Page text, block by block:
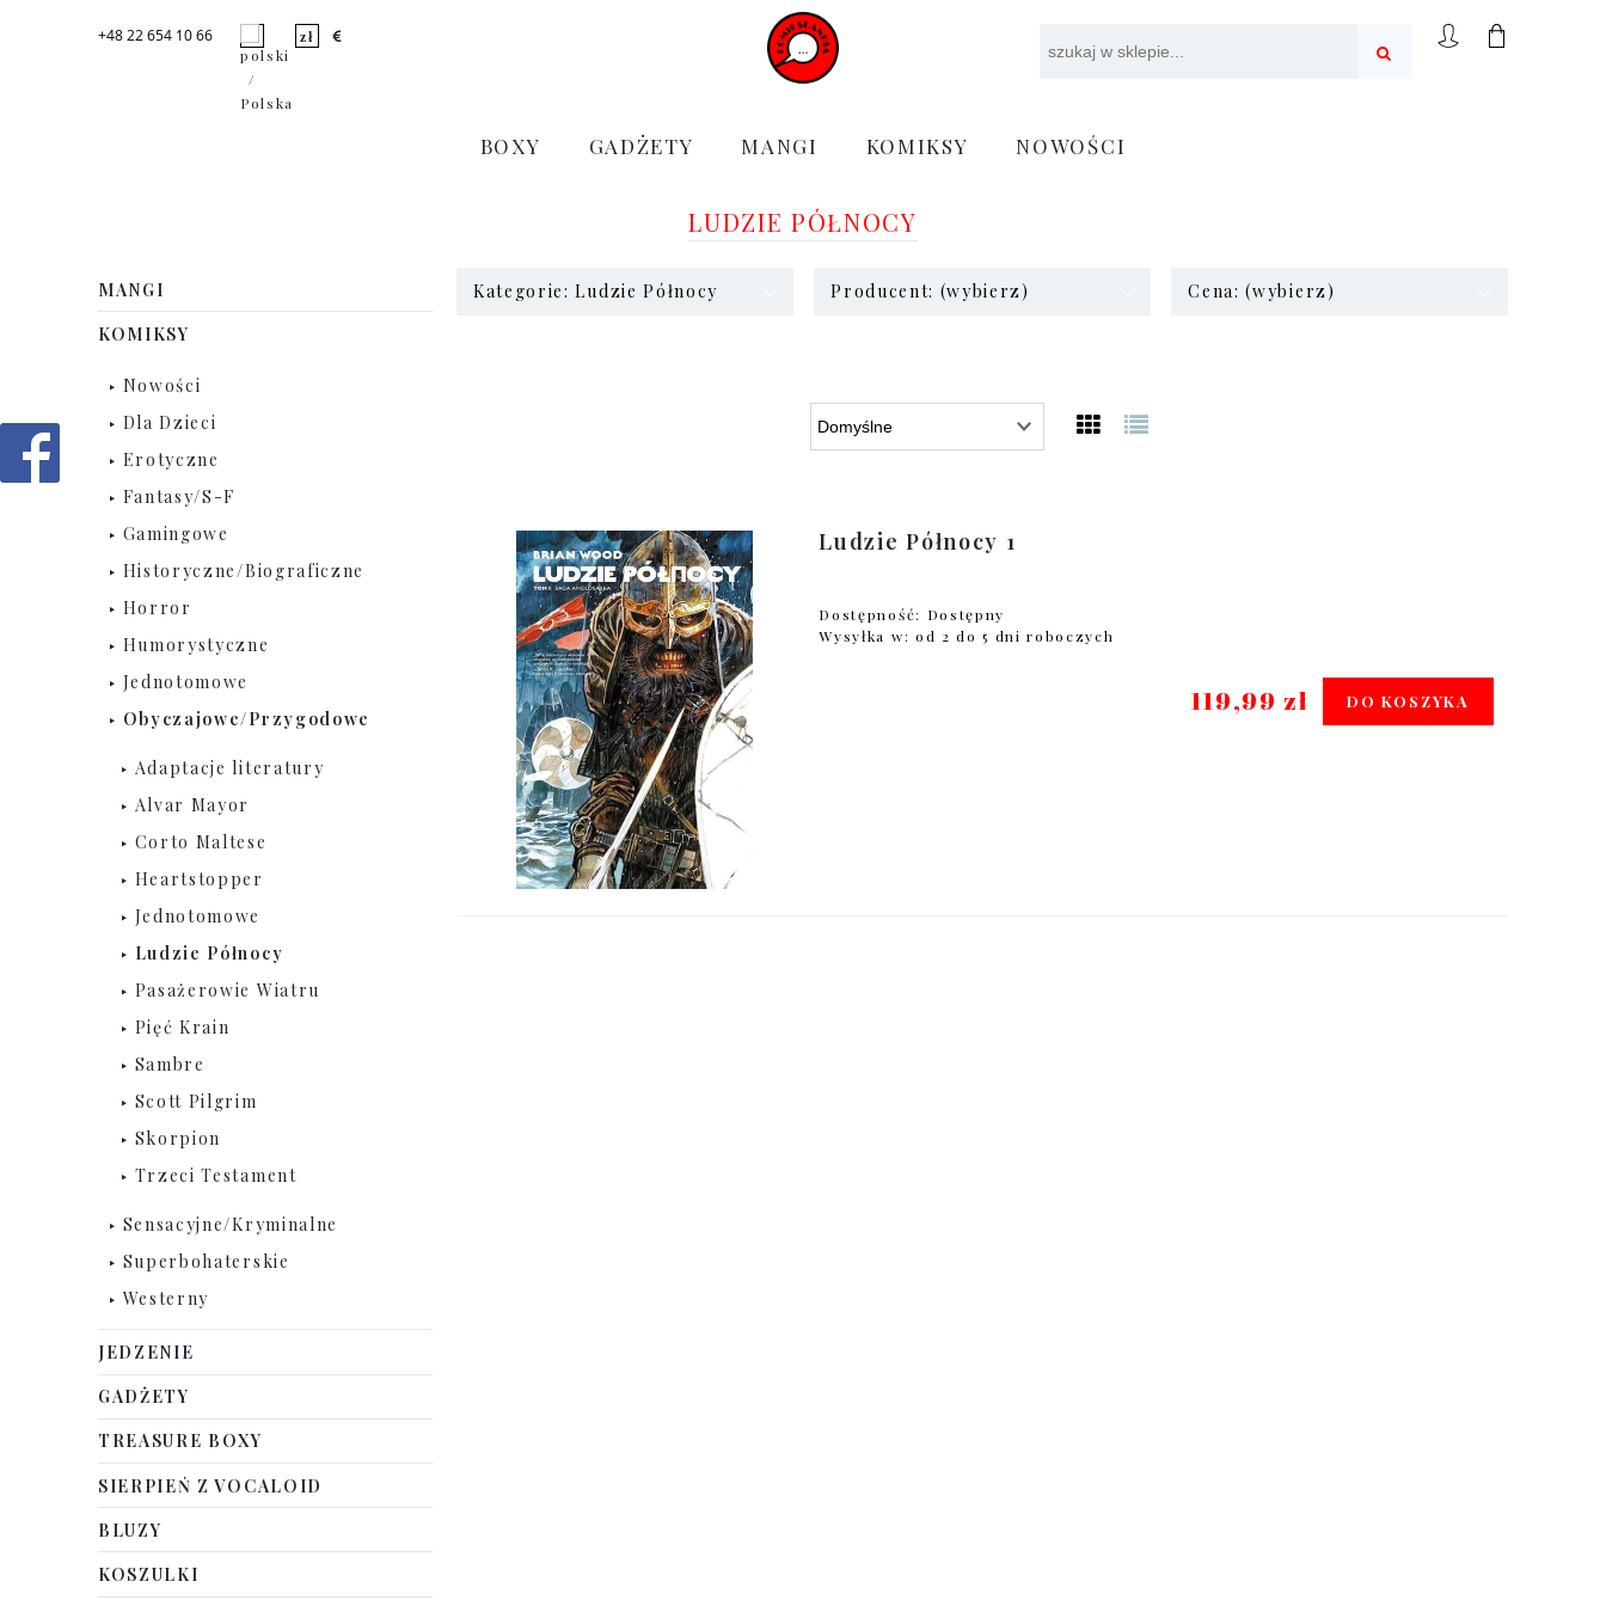
+48 22 654 10 66
BOXY GADŻETY MANGI KOMIKSY NOWOŚCI
LUDZIE PÓŁNOCY
MANGI
KOMIKSY
Nowości
Dla Dzieci
Erotyczne
Fantasy/S-F
Gamingowe
Historyczne/Biograficzne
Horror
Humorystyczne
Jednotomowe
Obyczajowe/Przygodowe
Adaptacje literatury
Alvar Mayor
Corto Maltese
Heartstopper
Jednotomowe
Ludzie Północy
Pasażerowie Wiatru
Pięć Krain
Sambre
Scott Pilgrim
Skorpion
Trzeci Testament
Sensacyjne/Kryminalne
Superbohaterskie
Westerny
JEDZENIE
GADŻETY
TREASURE BOXY
SIERPIEŃ Z VOCALOID
BLUZY
KOSZULKI
Kategorie: Ludzie Północy Producent: (wybierz) Cena: (wybierz)
Ludzie Północy 1
Dostępność: Dostępny
Wysyłka w: od 2 do 5 dni roboczych
119,99 zł DO KOSZYKA